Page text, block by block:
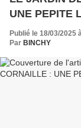
UNE PEPITE
Publié le 18/03/2025
Par BINCHY